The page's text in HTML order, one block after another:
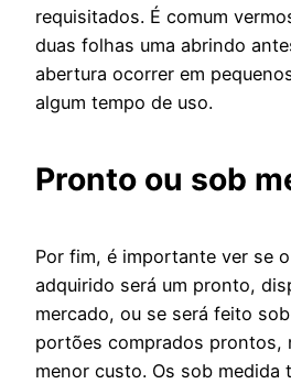
requisitados. É comum
duas folhas uma abrindo
abertura ocorrer em
algum tempo de uso.
Pronto ou sob
Por fim, é importante ver se
adquirido será um pronto,
mercado, ou se será feito
portões comprados prontos,
menor custo. Os sob medida